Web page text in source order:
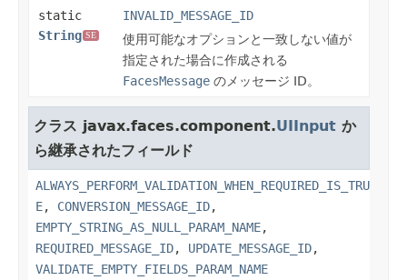
static
String SE
INVALID_MESSAGE_ID
使用可能なオプションと一致しない値が
指定された場合に作成される
FacesMessage のメッセージ ID。
クラス javax.faces.component.UIInput か
ら継承されたフィールド
ALWAYS_PERFORM_VALIDATION_WHEN_REQUIRED_IS_TRU
E, CONVERSION_MESSAGE_ID,
EMPTY_STRING_AS_NULL_PARAM_NAME,
REQUIRED_MESSAGE_ID, UPDATE_MESSAGE_ID,
VALIDATE_EMPTY_FIELDS_PARAM_NAME